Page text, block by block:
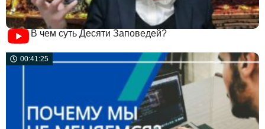
В чем суть Десяти Заповедей?
00:41:25